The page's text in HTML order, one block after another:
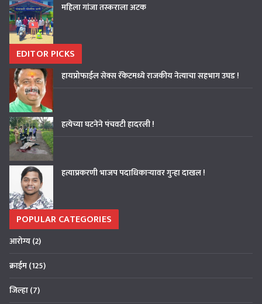
महिला गांजा तस्कराला अटक
EDITOR PICKS
हायप्रोफाईल सेक्स रॅकेटमध्ये राजकीय नेत्याचा सहभाग उघड !
हत्येच्या घटनेने पंचवटी हादरली !
हत्याप्रकरणी भाजप पदाधिकाऱ्यावर गुन्हा दाखल !
POPULAR CATEGORIES
आरोग्य(2)
क्राईम(125)
जिल्हा(7)